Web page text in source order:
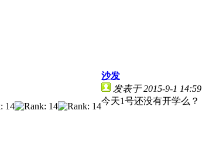
沙发
发表于 2015-9-1 14:59
今天1号还没有开学么？